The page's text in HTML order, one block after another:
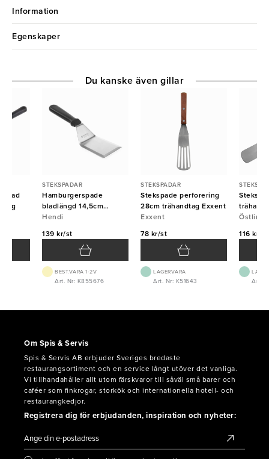
Information
Egenskaper
STEKSPADAR
Hamburgerspade
bladlängd 14,5cm
plastskaft Hendi
Hendi
139 kr/st
BEST.VARA 1-2V
Art. Nr: K855676
STEKSPADAR
Stekspade perforering
28cm trähandtag Exxent
Exxent
78 kr/st
LAGERVARA
Art. Nr: K51643
Östlin
116 kr/st
Art.
Du kanske även gillar
Om Spis & Servis
Spis & Servis AB erbjuder Sveriges bredaste
restaurangsortiment och en service långt utöver det vanliga.
Vi tillhandahåller allt utom färskvaror till såväl små barer och
caféer som finkrogar, storkök och internationella hotell- och
restaurangkedjor.
Registrera dig för erbjudanden, inspiration och nyheter: